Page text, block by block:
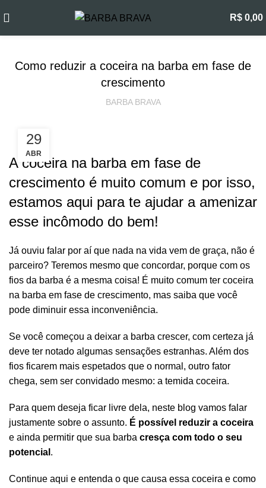
R$ 0,00
CUIDADOS COM A BARBA
Como reduzir a coceira na barba em fase de
crescimento
BARBA BRAVA
29
ABR
A coceira na barba em fase de
crescimento é muito comum e por isso,
estamos aqui para te ajudar a amenizar
esse incômodo do bem!
Já ouviu falar por aí que nada na vida vem de graça, não é
parceiro? Teremos mesmo que concordar, porque com os
fios da barba é a mesma coisa! É muito comum ter coceira
na barba em fase de crescimento, mas saiba que você
pode diminuir essa inconveniência.
Se você começou a deixar a barba crescer, com certeza já
deve ter notado algumas sensações estranhas. Além dos
fios ficarem mais espetados que o normal, outro fator
chega, sem ser convidado mesmo: a temida coceira.
Para quem deseja ficar livre dela, neste blog vamos falar
justamente sobre o assunto. É possível reduzir a coceira
e ainda permitir que sua barba cresça com todo o seu
potencial .
Continue aqui e entenda o que causa essa coceira e como
FRETE GRÁTISa partir de R$199